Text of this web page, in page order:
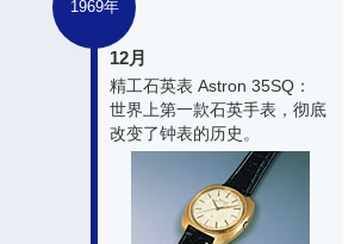
1969年
12月
精工石英表 Astron 35SQ：
世界上第一款石英手表，彻底
改变了钟表的历史。